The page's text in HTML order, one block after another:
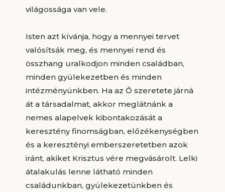
világossága van vele.
Isten azt kívánja, hogy a mennyei tervet
valósítsák meg, és mennyei rend és
összhang uralkodjon minden családban,
minden gyülekezetben és minden
intézményünkben. Ha az Ő szeretete járná
át a társadalmat, akkor meglátnánk a
nemes alapelvek kibontakozását a
keresztény finomságban, előzékenységben
és a keresztényi emberszeretetben azok
iránt, akiket Krisztus vére megvásárolt. Lelki
átalakulás lenne látható minden
családunkban, gyülekezetünkben és